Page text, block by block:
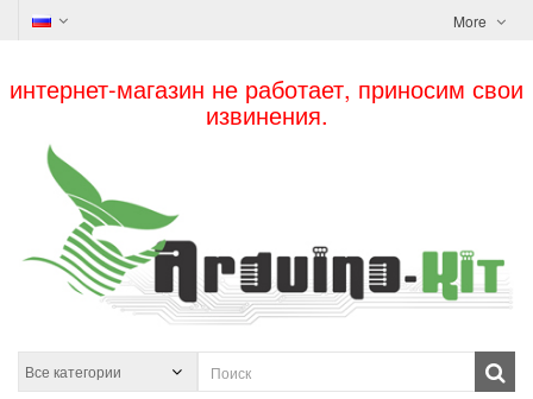
More
интернет-магазин не работает, приносим свои
извинения.